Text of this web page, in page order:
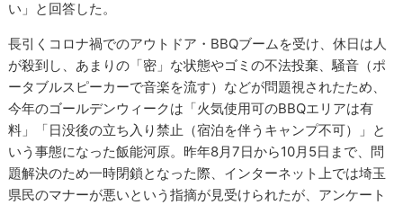
い」と回答した。
長引くコロナ禍でのアウトドア・BBQブームを受け、休日は人
が殺到し、あまりの「密」な状態やゴミの不法投棄、騒音（ポ
ータブルスピーカーで音楽を流す）などが問題視されたため、
今年のゴールデンウィークは「火気使用可のBBQエリアは有
料」「日没後の立ち入り禁止（宿泊を伴うキャンプ不可）」と
いう事態になった飯能河原。昨年8月7日から10月5日まで、問
題解決のため一時閉鎖となった際、インターネット上では埼玉
県民のマナーが悪いという指摘が見受けられたが、アンケート